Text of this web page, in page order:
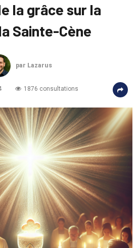
la grâce sur la
Sainte-Cène
par Lazarus
1876 consultations